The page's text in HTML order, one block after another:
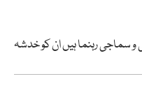
و سماجی رہنما ہیں ان کو خدشہ